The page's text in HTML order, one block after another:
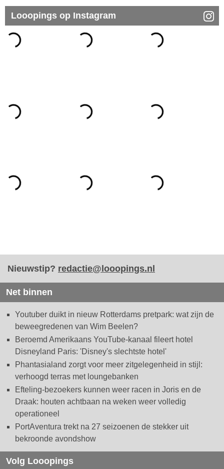
Looopings op Instagram
Nieuwstip? redactie@looopings.nl
Net binnen
Youtuber duikt in nieuw Rotterdams pretpark: wat zijn de
beweegredenen van Wim Beelen?
Beroemd Amerikaans YouTube-kanaal fileert hotel
Disneyland Paris: 'Disney's slechtste hotel'
Phantasialand zorgt voor meer zitgelegenheid in stijl:
verhoogd terras met loungebanken
Efteling-bezoekers kunnen weer racen in Joris en de
Draak: houten achtbaan na weken weer volledig
operationeel
PortAventura trekt na 27 seizoenen de stekker uit
bekroonde avondshow
Volg Looopings